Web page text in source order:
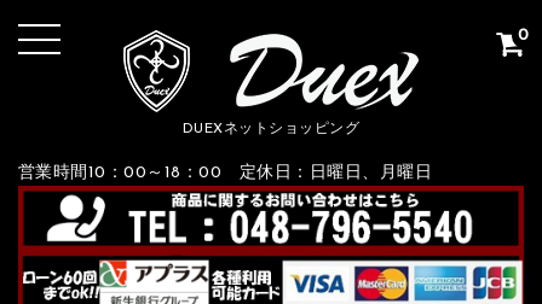
DUEXネットショッピング
営業時間10：00～18：00 定休日：日曜日、月曜日
0